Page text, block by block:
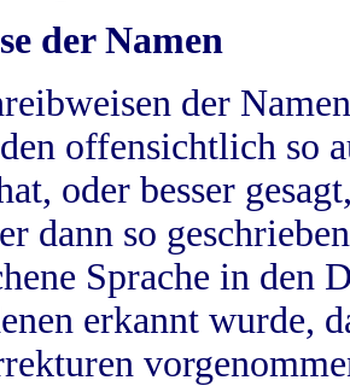
der Namen
der
offensichtlich so
oder besser
dann so
Sprache in
erkannt wurde,